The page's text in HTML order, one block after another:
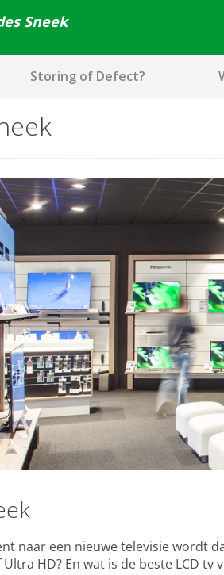
Sneek
Storing of Defect?
naar een nieuwe televisie wordt
HD? En wat is de beste LCD